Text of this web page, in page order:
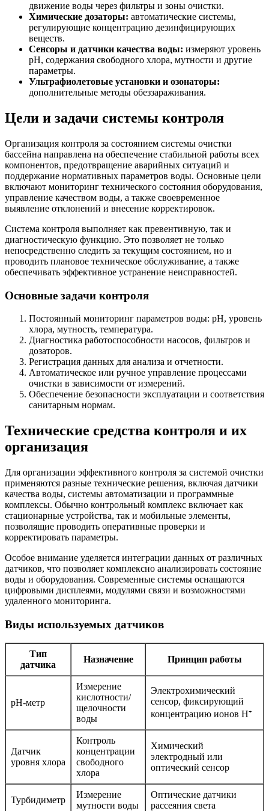
движение воды через фильтры и зоны очистки.
Химические дозаторы: автоматические системы,
регулирующие концентрацию дезинфицирующих
веществ.
Сенсоры и датчики качества воды: измеряют уровень
pH, содержания свободного хлора, мутности и другие
параметры.
Ультрафиолетовые установки и озонаторы:
дополнительные методы обеззараживания.
Цели и задачи системы контроля
Организация контроля за состоянием системы очистки
бассейна направлена на обеспечение стабильной работы всех
компонентов, предотвращение аварийных ситуаций и
поддержание нормативных параметров воды. Основные цели
включают мониторинг технического состояния оборудования,
управление качеством воды, а также своевременное
выявление отклонений и внесение корректировок.
Система контроля выполняет как превентивную, так и
диагностическую функцию. Это позволяет не только
непосредственно следить за текущим состоянием, но и
проводить плановое техническое обслуживание, а также
обеспечивать эффективное устранение неисправностей.
Основные задачи контроля
Постоянный мониторинг параметров воды: pH, уровень
хлора, мутность, температура.
Диагностика работоспособности насосов, фильтров и
дозаторов.
Регистрация данных для анализа и отчетности.
Автоматическое или ручное управление процессами
очистки в зависимости от измерений.
Обеспечение безопасности эксплуатации и соответствия
санитарным нормам.
Технические средства контроля и их
организация
Для организации эффективного контроля за системой очистки
применяются разные технические решения, включая датчики
качества воды, системы автоматизации и программные
комплексы. Обычно контрольный комплекс включает как
стационарные устройства, так и мобильные элементы,
позволящие проводить оперативные проверки и
корректировать параметры.
Особое внимание уделяется интеграции данных от различных
датчиков, что позволяет комплексно анализировать состояние
воды и оборудования. Современные системы оснащаются
цифровыми дисплеями, модулями связи и возможностями
удаленного мониторинга.
Виды используемых датчиков
Тип
датчика
Назначение Принцип работы
pH-метр
Измерение
кислотности/
щелочности
воды
Электрохимический
сенсор, фиксирующий
концентрацию ионов H⁺
Датчик
уровня хлора
Контроль
концентрации
свободного
хлора
Химический
электродный или
оптический сенсор
Турбидиметр
Измерение
мутности воды
Оптические датчики
рассеяния света